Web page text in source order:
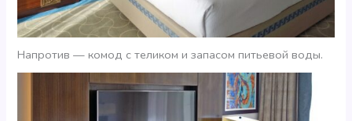
Напротив — комод с теликом и запасом питьевой воды.